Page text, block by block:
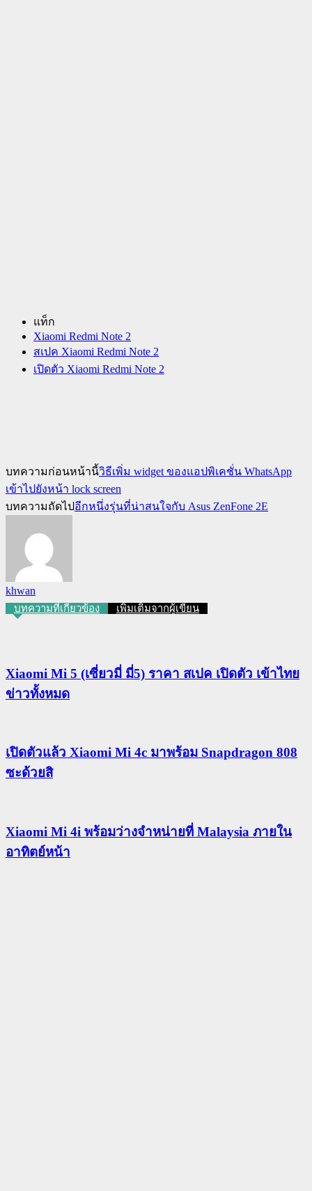
แท็ก
Xiaomi Redmi Note 2
สเปค Xiaomi Redmi Note 2
เปิดตัว Xiaomi Redmi Note 2
บทความก่อนหน้านี้วิธีเพิ่ม widget ของแอปพิเคชั่น WhatsApp
เข้าไปยังหน้า lock screen
บทความถัดไปอีกหนึ่งรุ่นที่น่าสนใจกับ Asus ZenFone 2E
khwan
บทความที่เกี่ยวข้อง เพิ่มเติมจากผู้เขียน
Xiaomi Mi 5 (เซี่ยวมี่ มี่5) ราคา สเปค เปิดตัว เข้าไทย
ข่าวทั้งหมด
เปิดตัวแล้ว Xiaomi Mi 4c มาพร้อม Snapdragon 808
ซะด้วยสิ
Xiaomi Mi 4i พร้อมว่างจำหน่ายที่ Malaysia ภายใน
อาทิตย์หน้า